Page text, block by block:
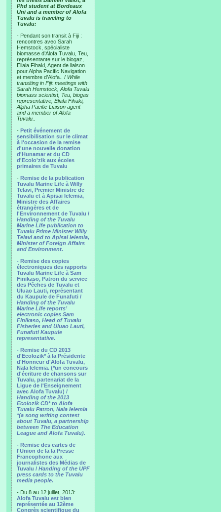
Phd student at Bordeaux
Uni and a member of Alofa
Tuvalu is traveling to
Tuvalu:
- Pendant son transit à Fiji :
rencontres avec Sarah
Hemstock, spécialiste
biomasse d’Alofa Tuvalu, Teu,
représentante sur le biogaz,
Eliala Fihaki, Agent de liaison
pour Alpha Pacific Navigation
et membre d’Alofa.. / While
transiting in Fiji: meetings with
Sarah Hemstock, Alofa Tuvalu
biomass scientist, Teu, biogas
representative, Eliala Fihaki,
Alpha Pacific Liaison agent
and a member of Alofa
Tuvalu..
- Petit événement de
sensibilisation sur le climat
à l'occasion de la remise
d'une nouvelle donation
d'Hunamar et du CD
d'Ecolo'zik aux écoles
primaires de Tuvalu
- Remise de la publication
Tuvalu Marine Life à Willy
Telavi, Premier Ministre de
Tuvalu et à Apisai Ielemia,
Ministre des Affaires
étrangères et de
l'Environnement de Tuvalu /
Handing of the Tuvalu
Marine Life publication to
Tuvalu Prime Minister Willy
Telavi and to Apisai Ielemia,
Minister of Foreign Affairs
and Environment.
- Remise des copies
électroniques des rapports
Tuvalu Marine Life à Sam
Finikaso, Patron du service
des Pêches de Tuvalu et
Uluao Lauti, représentant
du Kaupule de Funafuti /
Handing of the Tuvalu
Marine Life reports’
electronic copies Sam
Finikaso, Head of Tuvalu
Fisheries and Uluao Lauti,
Funafuti Kaupule
representative.
- Remise du CD 2013
d'Ecolozik* à la Présidente
d'Honneur d'Alofa Tuvalu,
Nala Ielemia. (*un concours
d'écriture de chansons sur
Tuvalu, partenariat de la
Ligue de l'Enseignement
avec Alofa Tuvalu) /
Handing of the 2013
Ecolozik CD* to Alofa
Tuvalu Patron, Nala Ielemia
*(a song writing contest
about Tuvalu, a partnership
between The Education
League and Alofa Tuvalu).
- Remise des cartes de
l'Union de la la Presse
Francophone aux
journalistes des Médias de
Tuvalu / Handing of the UPF
press cards to the Tuvalu
media people.
- Du 8 au 12 juillet, 2013:
Alofa Tuvalu est bien
représentée au 12ème
Congrès scientifique du